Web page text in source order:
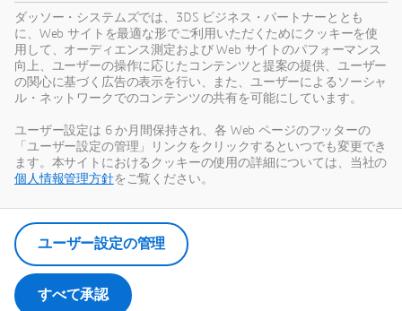
持続可能性
ダッソー・システムズのすべてのプレスリリース
やメディア関連情報をご覧いただけます。
ニュース・ルームを見る
ダッソー・システムズでは、3DS ビジネス・パートナーととも
に、Web サイトを最適な形でご利用いただくためにクッキーを使
用して、オーディエンス測定および Web サイトのパフォーマンス
向上、ユーザーの操作に応じたコンテンツと提案の提供、ユーザー
の関心に基づく広告の表示を行い、また、ユーザーによるソーシャ
ル・ネットワークでのコンテンツの共有を可能にしています。
ユーザー設定は 6 か月間保持され、各 Web ページのフッターの
「ユーザー設定の管理」リンクをクリックするといつでも変更でき
ます。本サイトにおけるクッキーの使用の詳細については、当社の
個人情報管理方針をご覧ください。
すべて承認
ユーザー設定の管理